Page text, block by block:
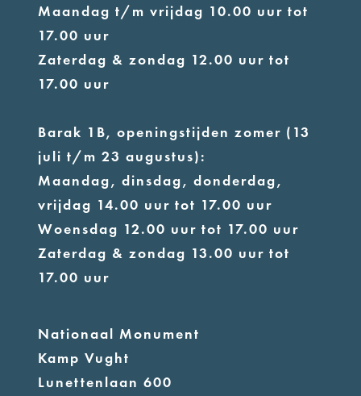
Maandag t/m vrijdag 10.00 uur tot
17.00 uur
Zaterdag & zondag 12.00 uur tot
17.00 uur
Barak 1B, openingstijden zomer (13
juli t/m 23 augustus):
Maandag, dinsdag, donderdag,
vrijdag 14.00 uur tot 17.00 uur
Woensdag 12.00 uur tot 17.00 uur
Zaterdag & zondag 13.00 uur tot
17.00 uur
Nationaal Monument
Kamp Vught
Lunettenlaan 600